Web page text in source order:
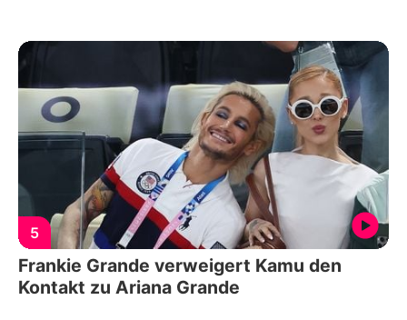
5
Frankie Grande verweigert Kamu den
Kontakt zu Ariana Grande